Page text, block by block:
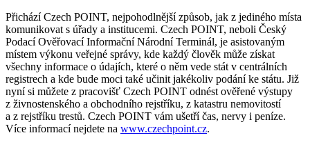
Přichází Czech POINT, nejpohodlnější způsob, jak z jediného místa
komunikovat s úřady a institucemi. Czech POINT, neboli Český
Podací Ověřovací Informační Národní Terminál, je asistovaným
místem výkonu veřejné správy, kde každý člověk může získat
všechny informace o údajích, které o něm vede stát v centrálních
registrech a kde bude moci také učinit jakékoliv podání ke státu. Již
nyní si můžete z pracovišť Czech POINT odnést ověřené výstupy
z živnostenského a obchodního rejstříku, z katastru nemovitostí
a z rejstříku trestů. Czech POINT vám ušetří čas, nervy i peníze.
Více informací nejdete na www.czechpoint.cz.